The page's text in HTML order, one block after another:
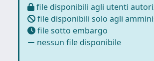
file disponibili agli utenti
file disponibili solo agli
file sotto embargo
nessun file disponibile